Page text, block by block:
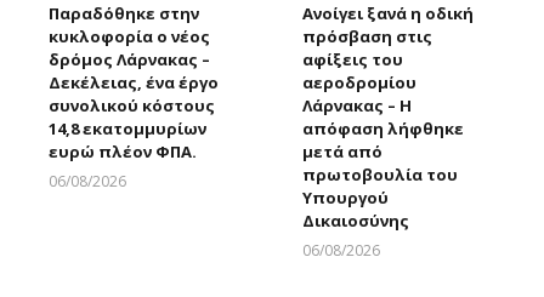
Παραδόθηκε στην
κυκλοφορία ο νέος
δρόμος Λάρνακας –
Δεκέλειας, ένα έργο
συνολικού κόστους
14,8 εκατομμυρίων
ευρώ πλέον ΦΠΑ.
06/08/2026
Ανοίγει ξανά η οδική
πρόσβαση στις
αφίξεις του
αεροδρομίου
Λάρνακας – Η
απόφαση λήφθηκε
μετά από
πρωτοβουλία του
Υπουργού
Δικαιοσύνης
06/08/2026